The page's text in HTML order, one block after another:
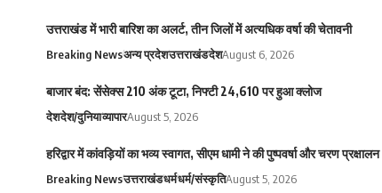
उत्तराखंड में भारी बारिश का अलर्ट, तीन जिलों में अत्यधिक वर्षा की चेतावनी
Breaking Newsअन्य प्रदेशउत्तराखंडदेशAugust 6, 2026
बाजार बंद: सेंसेक्स 210 अंक टूटा, निफ्टी 24,610 पर हुआ क्लोज
देशदेश/दुनियाव्यापारAugust 5, 2026
हरिद्वार में कांवड़ियों का भव्य स्वागत, सीएम धामी ने की पुष्पवर्षा और चरण प्रक्षालन
Breaking Newsउत्तराखंडधर्मधर्म/संस्कृतिAugust 5, 2026